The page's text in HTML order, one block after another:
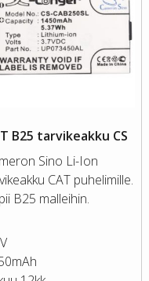
B25 tarvikeakku CS
Sino Li-Ion
CAT puhelimille.
B25 malleihin.